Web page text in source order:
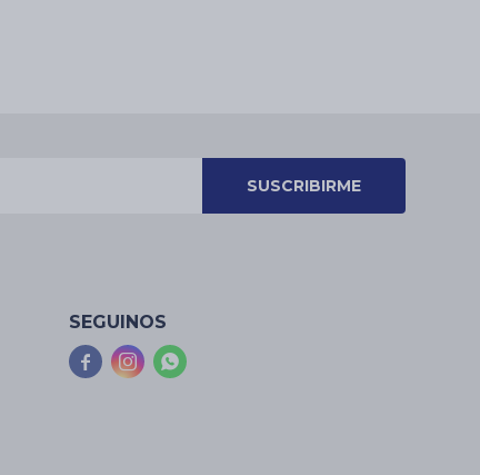
SUSCRIBIRME
SEGUINOS
  